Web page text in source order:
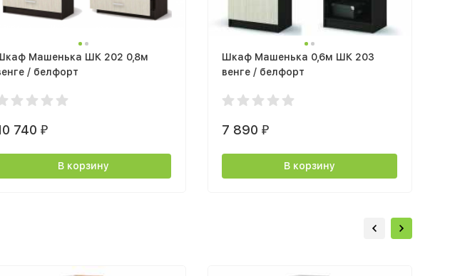
Машенька ШК 202 0,8м
/ белфорт
740 ₽
В корзину
Шкаф Машенька 0,6м ШК 203
венге / белфорт
7 890 ₽
В корзину